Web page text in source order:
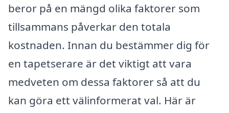
beror på en mängd olika faktorer som
tillsammans påverkar den totala
kostnaden. Innan du bestämmer dig för
en tapetserare är det viktigt att vara
medveten om dessa faktorer så att du
kan göra ett välinformerat val. Här är